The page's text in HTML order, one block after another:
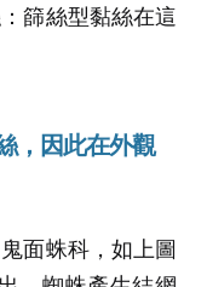
篩絲型黏絲在這
，因此在外觀
面蛛科，如上圖